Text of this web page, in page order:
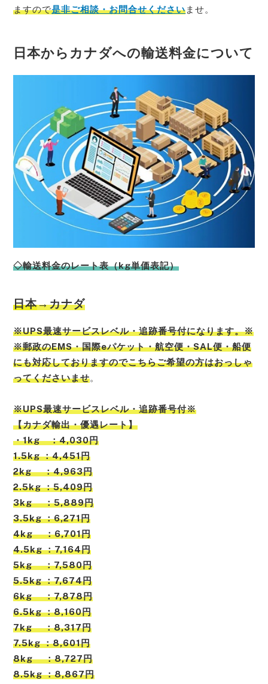
ますので是非ご相談・お問合せくださいませ。
日本からカナダへの輸送料金について
◇輸送料金のレート表（kg単価表記）
日本→カナダ
※UPS最速サービスレベル・追跡番号付になります。※
※郵政のEMS・国際eパケット・航空便・SAL便・船便
にも対応しておりますのでこちらご希望の方はおっしゃ
ってくださいませ。
※UPS最速サービスレベル・追跡番号付※
【カナダ輸出・優遇レート】
・1kg ：4,030円
1.5kg ：4,451円
2kg ：4,963円
2.5kg ：5,409円
3kg ：5,889円
3.5kg ：6,271円
4kg ：6,701円
4.5kg ：7,164円
5kg ：7,580円
5.5kg ：7,674円
6kg ：7,878円
6.5kg ：8,160円
7kg ：8,317円
7.5kg ：8,601円
8kg ：8,727円
8.5kg ：8,867円